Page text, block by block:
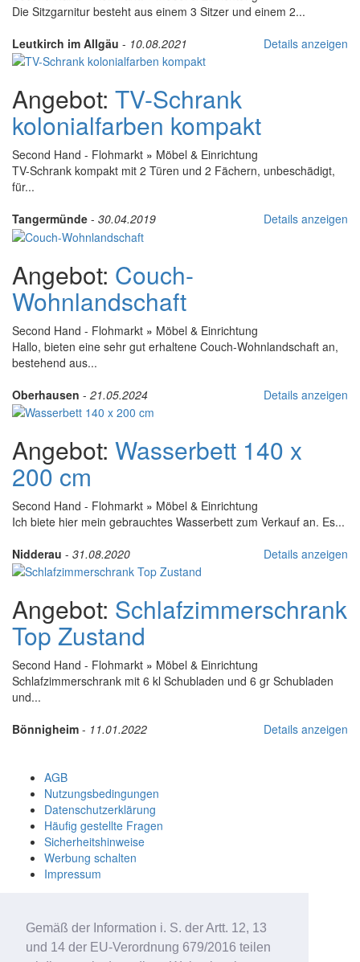
Gemäß der Information i. S. der Artt. 12, 13
und 14 der EU-Verordnung 679/2016 teilen
Die Sitzgarnitur besteht aus einem 3 Sitzer und einem 2...
Leutkirch im Allgäu - 10.08.2021 Details anzeigen
Angebot: TV-Schrank
kolonialfarben kompakt
Second Hand - Flohmarkt » Möbel & Einrichtung
TV-Schrank kompakt mit 2 Türen und 2 Fächern, unbeschädigt,
für...
Tangermünde - 30.04.2019 Details anzeigen
Angebot: Couch-
Wohnlandschaft
Second Hand - Flohmarkt » Möbel & Einrichtung
Hallo, bieten eine sehr gut erhaltene Couch-Wohnlandschaft an,
bestehend aus...
Oberhausen - 21.05.2024 Details anzeigen
Angebot: Wasserbett 140 x
200 cm
Second Hand - Flohmarkt » Möbel & Einrichtung
Ich biete hier mein gebrauchtes Wasserbett zum Verkauf an. Es...
Nidderau - 31.08.2020 Details anzeigen
Angebot: Schlafzimmerschrank
Top Zustand
Second Hand - Flohmarkt » Möbel & Einrichtung
Schlafzimmerschrank mit 6 kl Schubladen und 6 gr Schubladen
und...
Bönnigheim - 11.01.2022 Details anzeigen
AGB
Nutzungsbedingungen
Datenschutzerklärung
Häufig gestellte Fragen
Sicherheitshinweise
Werbung schalten
Impressum
RC-Flohmarkt.com
MeinInserat.at